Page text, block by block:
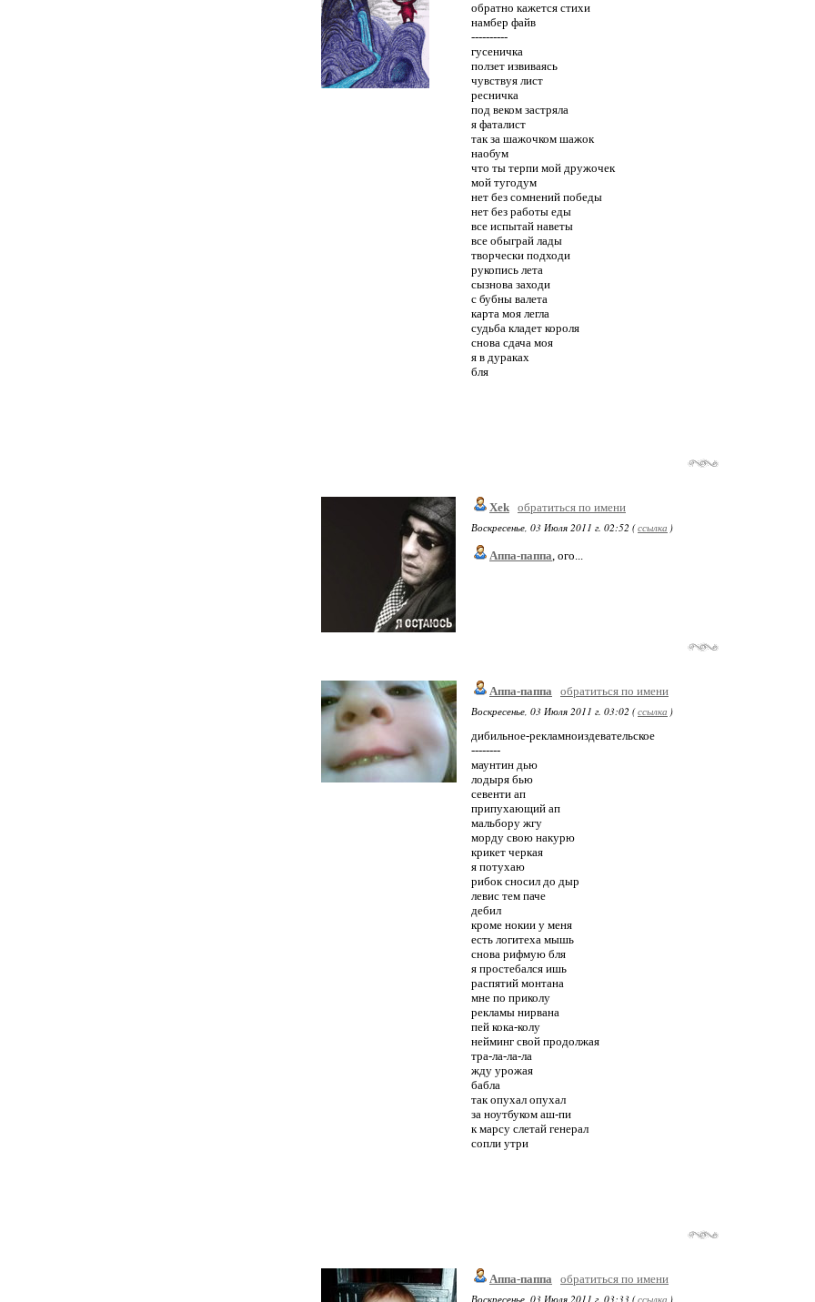
обратно кажется стихи
намбер файв
----------
гусеничка
ползет извиваясь
чувствуя лист
ресничка
под веком застряла
я фаталист
так за шажочком шажок
наобум
что ты терпи мой дружочек
мой тугодум
нет без сомнений победы
нет без работы еды
все испытай наветы
все обыграй лады
творчески подходи
рукопись лета
сызнова заходи
с бубны валета
карта моя легла
судьба кладет короля
снова сдача моя
я в дураках
бля
Xek обратиться по имени
Воскресенье, 03 Июля 2011 г. 02:52 (ссылка )
Аппа-паппа, ого...
Аппа-паппа
обратиться по имени
Воскресенье, 03 Июля 2011 г. 03:02 (ссылка )
дибильное-рекламноиздевательское
--------
маунтин дью
лодыря бью
севенти ап
припухающий ап
мальбору жгу
морду свою накурю
крикет черкая
я потухаю
рибок сносил до дыр
левис тем паче
дебил
кроме нокии у меня
есть логитеха мышь
снова рифмую бля
я простебался ишь
распятий монтана
мне по приколу
рекламы нирвана
пей кока-колу
нейминг свой продолжая
тра-ла-ла-ла
жду урожая
бабла
так опухал опухал
за ноутбуком аш-пи
к марсу слетай генерал
сопли утри
Аппа-паппа
обратиться по имени
Воскресенье, 03 Июля 2011 г. 03:33 (ссылка )